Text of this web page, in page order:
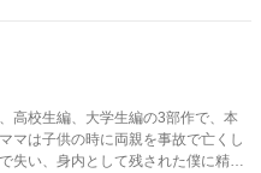
高校生編、大学生編の3部作で、本
マは子供の時に両親を事故で亡くし
失い、身内として残された僕に精神